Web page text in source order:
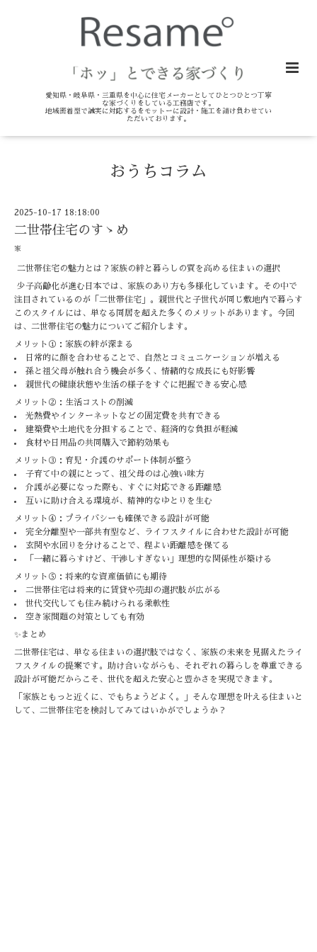
愛知県・岐阜県・三重県を中心に住宅メーカーとしてひとつひとつ丁寧
な家づくりをしている工務店です。
地域密着型で誠実に対応するをモットーに設計・施工を請け負わせてい
ただいております。
おうちコラム
2025-10-17 18:18:00
二世帯住宅のすゝめ
家
二世帯住宅の魅力とは？家族の絆と暮らしの質を高める住まいの選択
少子高齢化が進む日本では、家族のあり方も多様化しています。その中で
注目されているのが「二世帯住宅」。親世代と子世代が同じ敷地内で暮らす
このスタイルには、単なる同居を超えた多くのメリットがあります。今回
は、二世帯住宅の魅力についてご紹介します。
メリット①：家族の絆が深まる
日常的に顔を合わせることで、自然とコミュニケーションが増える
孫と祖父母が触れ合う機会が多く、情緒的な成長にも好影響
親世代の健康状態や生活の様子をすぐに把握できる安心感
メリット②：生活コストの削減
光熱費やインターネットなどの固定費を共有できる
建築費や土地代を分担することで、経済的な負担が軽減
食材や日用品の共同購入で節約効果も
メリット③：育児・介護のサポート体制が整う
子育て中の親にとって、祖父母のは心強い味方
介護が必要になった際も、すぐに対応できる距離感
互いに助け合える環境が、精神的なゆとりを生む
メリット④：プライバシーも確保できる設計が可能
完全分離型や一部共有型など、ライフスタイルに合わせた設計が可能
玄関や水回りを分けることで、程よい距離感を保てる
「一緒に暮らすけど、干渉しすぎない」理想的な関係性が築ける
メリット⑤：将来的な資産価値にも期待
二世帯住宅は将来的に賃貸や売却の選択肢が広がる
世代交代しても住み続けられる柔軟性
空き家問題の対策としても有効
✨まとめ
二世帯住宅は、単なる住まいの選択肢ではなく、家族の未来を見据えたライ
フスタイルの提案です。助け合いながらも、それぞれの暮らしを尊重できる
設計が可能だからこそ、世代を超えた安心と豊かさを実現できます。
「家族ともっと近くに、でもちょうどよく。」そんな理想を叶える住まいと
して、二世帯住宅を検討してみてはいかがでしょうか？